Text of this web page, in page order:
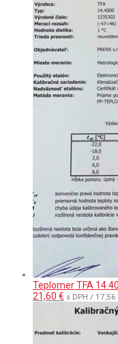
Teplomer TFA
Pôvodná
27,60 €.
21,60 € Aktuálna
cena
21,60 €.
s DPH / 17,56